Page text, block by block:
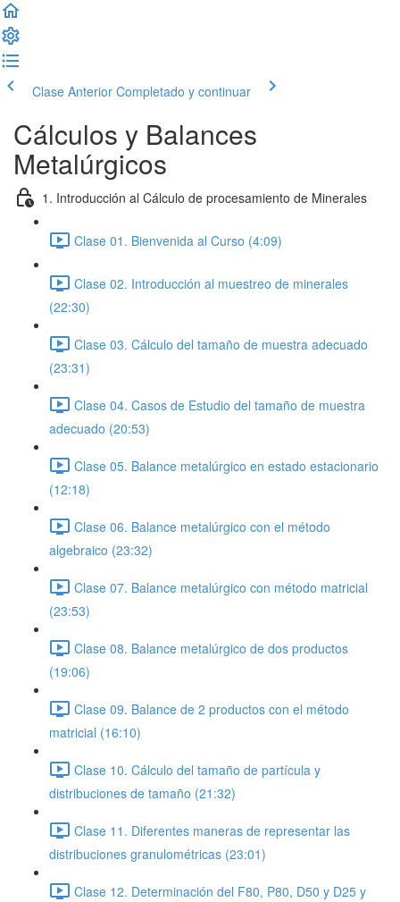
Clase Anterior Completado y continuar
Cálculos y Balances
Metalúrgicos
1. Introducción al Cálculo de procesamiento de Minerales
Clase 01. Bienvenida al Curso (4:09)
Clase 02. Introducción al muestreo de minerales
(22:30)
Clase 03. Cálculo del tamaño de muestra adecuado
(23:31)
Clase 04. Casos de Estudio del tamaño de muestra
adecuado (20:53)
Clase 05. Balance metalúrgico en estado estacionario
(12:18)
Clase 06. Balance metalúrgico con el método
algebraico (23:32)
Clase 07. Balance metalúrgico con método matricial
(23:53)
Clase 08. Balance metalúrgico de dos productos
(19:06)
Clase 09. Balance de 2 productos con el método
matricial (16:10)
Clase 10. Cálculo del tamaño de partícula y
distribuciones de tamaño (21:32)
Clase 11. Diferentes maneras de representar las
distribuciones granulométricas (23:01)
Clase 12. Determinación del F80, P80, D50 y D25 y